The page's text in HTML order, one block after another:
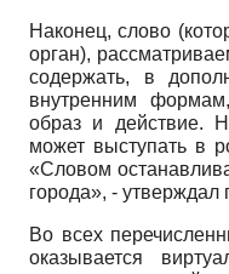
Наконец, слово
орган),
содержать, в
внутренним
образ и действие.
может выступать в
«Словом
города», - утверждал
Во всех
оказывается